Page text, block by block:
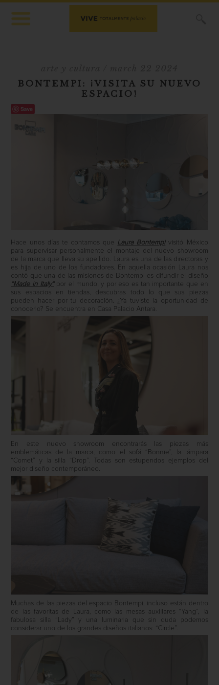
BONTEMPI: ¡VISITA SU NUEVO
ESPACIO!
Save
Hace unos días te contamos que Laura Bontempivisitó México
para supervisar personalmente el montaje del nuevo showroom
de la marca que lleva su apellido. Laura es una de las directoras y
es hija de uno de los fundadores. En aquella ocasión Laura nos
contó que una de las misiones de Bontempi es difundir el diseño
“Made in Italy”por el mundo, y por eso es tan importante que en
sus espacios en tiendas, descubras todo lo que sus piezas
pueden hacer por tu decoración. ¿Ya tuviste la oportunidad de
conocerlo? Se encuentra en Casa Palacio Antara.
En este nuevo showroom encontrarás las piezas más
emblemáticas de la marca, como el sofá “Bonnie”, la lámpara
“Comet” y la silla “Drop”. Todas son estupendos ejemplos del
mejor diseño contemporáneo.
Muchas de las piezas del espacio Bontempi, incluso están dentro
de las favoritas de Laura, como las mesas auxiliares “Yang”, la
fabulosa silla “Lady” y una luminaria que sin duda podemos
considerar uno de los grandes diseños italianos: “Circle”.